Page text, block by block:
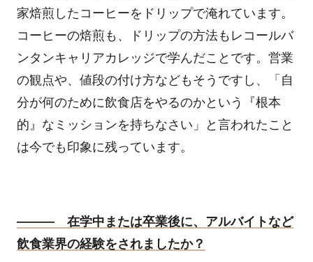
家焙煎したコーヒーをドリップで淹れています。
コーヒーの焙煎も、ドリップの方法もレコールバ
ンタンキャリアカレッジで学んだことです。営業
の観点や、値段の付け方などもそうですし、「自
分が何のために飲食店をやるのかという『根本
的』なミッションを持ちなさい」と言われたこと
は今でも印象に残っています。
――― 在学中または卒業後に、アルバイトなど
飲食業界の経験をされましたか？